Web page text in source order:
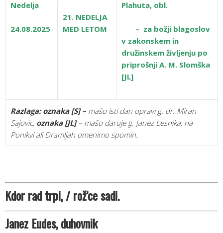
Nedelja
24.08.2025
21. NEDELJA
MED LETOM
Plahuta, obl.
– za božji blagoslov
v zakonskem in
družinskem življenju po
priprošnji A. M. Slomška
[JL]
Razlaga:oznaka [S] – mašo isti dan opravi g. dr. Miran
Sajovic, oznaka [JL]– mašo daruje g. Janez Lesnika, na
Ponikvi ali Dramljah omenimo spomin.
Kdor rad trpi, / rož’ce sadi.
Janez Eudes, duhovnik